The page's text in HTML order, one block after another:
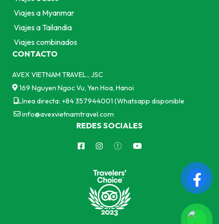
Viajes a Myanmar
Viajes a Tailandia
Viajes combinados
CONTACTO
AVEX VIETNAM TRAVEL., JSC
169 Nguyen Ngoc Vu, Yen Hoa, Hanoi
Línea directa: +84 357944001 (Whatsapp disponible
info@avexvietnamtravel.com
REDES SOCIALES